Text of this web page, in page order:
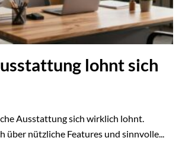
lohnt sich
Ausstattung sich wirklich lohnt.
über nützliche Features und sinnvolle...